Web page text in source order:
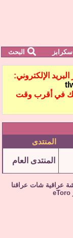
البحث
الإلكتروني:
في أقرب وقت
المنتدى
المنتدى العام
عراقية شات عراقنا
eToro